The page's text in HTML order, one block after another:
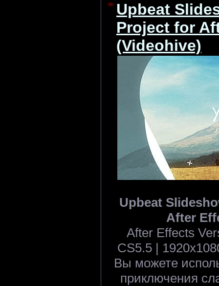
Upbeat
Project for
(Videohive)
Upbeat
After
After Effects
CS5.5 |
Вы можете
приключения